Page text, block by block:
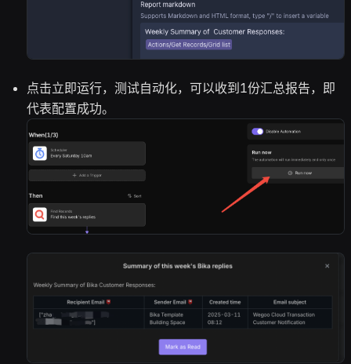
点击立即运行，测试自动化，可以收到1份汇总报告，即
代表配置成功。